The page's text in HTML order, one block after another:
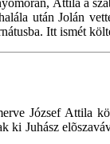
után Jolán
Itt ismét
József Attila
ki Juhász